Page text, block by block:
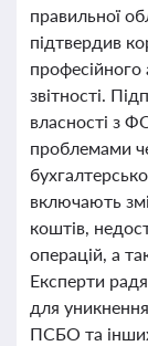
правильної
підтвердив
професійного
звітності.
власності з
проблемами
включають
коштів,
операцій, а
Експерти
для уникнення
ПСБО та